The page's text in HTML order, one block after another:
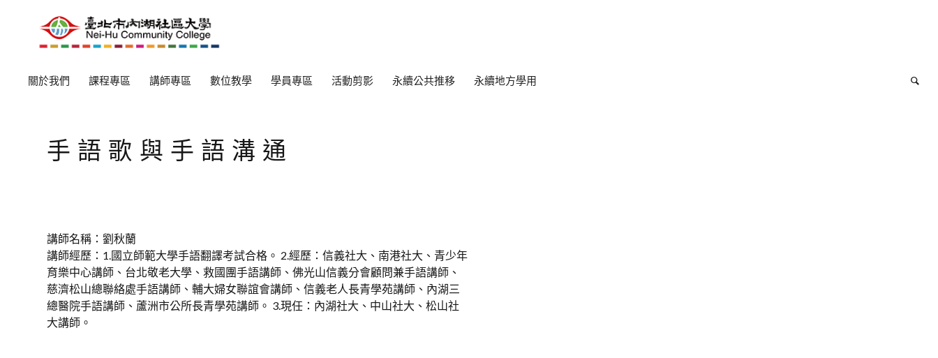
關於我們 課程專區 講師專區 數位教學 學員專區 活動剪影 永續公共推移 永續地方學用
手語歌與手語溝通
講師名稱：劉秋蘭
講師經歷：1.國立師範大學手語翻譯考試合格。 2.經歷：信義社大、南港社大、青少年
育樂中心講師、台北敬老大學、救國團手語講師、佛光山信義分會顧問兼手語講師、
慈濟松山總聯絡處手語講師、輔大婦女聯誼會講師、信義老人長青學苑講師、內湖三
總醫院手語講師、蘆洲市公所長青學苑講師。 3.現任：內湖社大、中山社大、松山社
大講師。